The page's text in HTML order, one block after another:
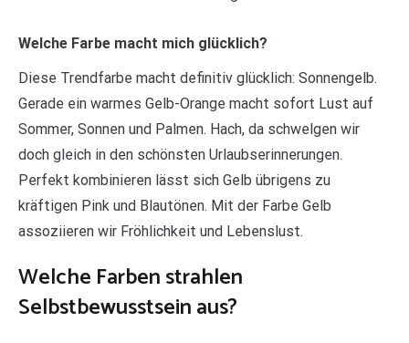
Welche Farbe macht mich glücklich?
Diese Trendfarbe macht definitiv glücklich: Sonnengelb.
Gerade ein warmes Gelb-Orange macht sofort Lust auf
Sommer, Sonnen und Palmen. Hach, da schwelgen wir
doch gleich in den schönsten Urlaubserinnerungen.
Perfekt kombinieren lässt sich Gelb übrigens zu
kräftigen Pink und Blautönen. Mit der Farbe Gelb
assoziieren wir Fröhlichkeit und Lebenslust.
Welche Farben strahlen
Selbstbewusstsein aus?